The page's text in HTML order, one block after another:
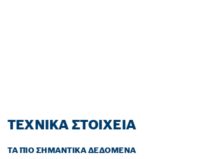
ΤΕΧΝΙΚΆ ΣΤΟΙΧΕΊΑ
ΤΑ ΠΙΟ ΣΗΜΑΝΤΙΚΆ ΔΕΔΟΜΈΝΑ